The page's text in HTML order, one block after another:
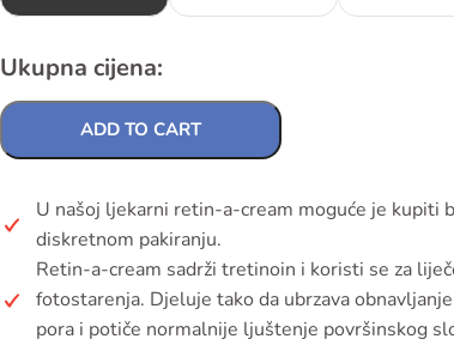
Ukupna cijena:
ADD TO CART
U našoj ljekarni retin-a-cream moguće je kupiti
diskretnom pakiranju.
Retin-a-cream sadrži tretinoin i koristi se za
fotostarenja. Djeluje tako da ubrzava
pora i potiče normalnije ljuštenje površinskog